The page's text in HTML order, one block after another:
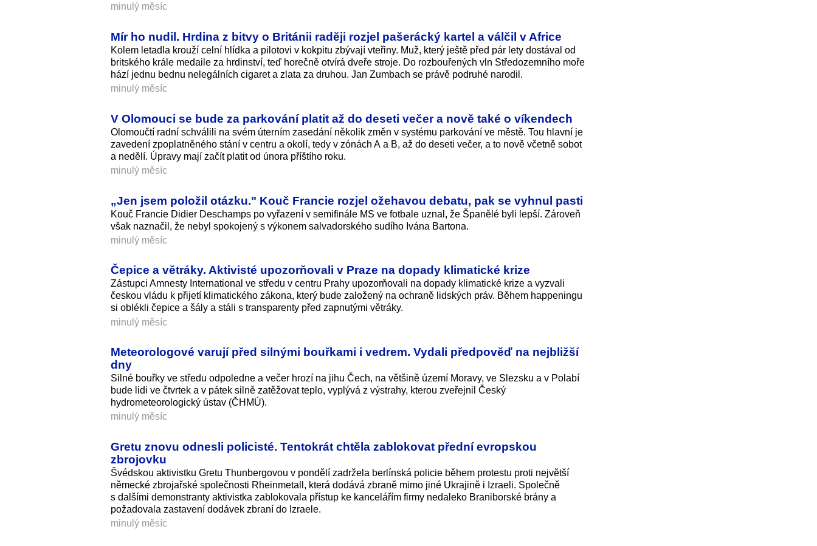
minulý měsíc
Mír ho nudil. Hrdina z bitvy o Británii raději rozjel pašerácký kartel a válčil v Africe
Kolem letadla krouží celní hlídka a pilotovi v kokpitu zbývají vteřiny. Muž, který ještě před pár lety dostával od
britského krále medaile za hrdinství, teď horečně otvírá dveře stroje. Do rozbouřených vln Středozemního moře
hází jednu bednu nelegálních cigaret a zlata za druhou. Jan Zumbach se právě podruhé narodil.
minulý měsíc
V Olomouci se bude za parkování platit až do deseti večer a nově také o víkendech
Olomoučtí radní schválili na svém úterním zasedání několik změn v systému parkování ve městě. Tou hlavní je
zavedení zpoplatněného stání v centru a okolí, tedy v zónách A a B, až do deseti večer, a to nově včetně sobot
a nedělí. Úpravy mají začít platit od února příštího roku.
minulý měsíc
„Jen jsem položil otázku." Kouč Francie rozjel ožehavou debatu, pak se vyhnul pasti
Kouč Francie Didier Deschamps po vyřazení v semifinále MS ve fotbale uznal, že Španělé byli lepší. Zároveň
však naznačil, že nebyl spokojený s výkonem salvadorského sudího Ivána Bartona.
minulý měsíc
Čepice a větráky. Aktivisté upozorňovali v Praze na dopady klimatické krize
Zástupci Amnesty International ve středu v centru Prahy upozorňovali na dopady klimatické krize a vyzvali
českou vládu k přijetí klimatického zákona, který bude založený na ochraně lidských práv. Během happeningu
si oblékli čepice a šály a stáli s transparenty před zapnutými větráky.
minulý měsíc
Meteorologové varují před silnými bouřkami i vedrem. Vydali předpověď na nejbližší
dny
Silné bouřky ve středu odpoledne a večer hrozí na jihu Čech, na většině území Moravy, ve Slezsku a v Polabí
bude lidi ve čtvrtek a v pátek silně zatěžovat teplo, vyplývá z výstrahy, kterou zveřejnil Český
hydrometeorologický ústav (ČHMÚ).
minulý měsíc
Gretu znovu odnesli policisté. Tentokrát chtěla zablokovat přední evropskou
zbrojovku
Švédskou aktivistku Gretu Thunbergovou v pondělí zadržela berlínská policie během protestu proti největší
německé zbrojařské společnosti Rheinmetall, která dodává zbraně mimo jiné Ukrajině i Izraeli. Společně
s dalšími demonstranty aktivistka zablokovala přístup ke kancelářím firmy nedaleko Braniborské brány a
požadovala zastavení dodávek zbraní do Izraele.
minulý měsíc